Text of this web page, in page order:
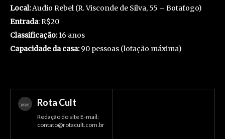
Local:Audio Rebel (R. Visconde de Silva, 55 – Botafogo)
Entrada: R$20
Classificação:16 anos
Capacidade da casa:90 pessoas (lotação máxima)
Rota Cult
Redação do site E-mail:
contato@rotacult.com.br